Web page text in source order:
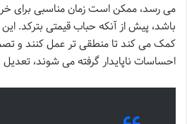
می رسد، ممکن است زمان مناسبی برای
باشد، پیش از آنکه حباب قیمتی بترکد.
کمک می کند تا منطقی تر عمل کنند و
احساسات ناپایدار گرفته می شوند، تعدیل